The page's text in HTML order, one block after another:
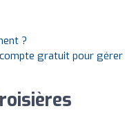
?
gratuit pour gérer